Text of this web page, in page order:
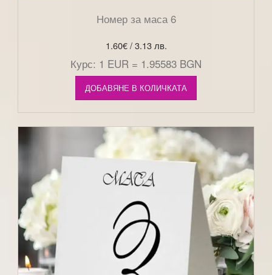
Номер за маса 6
1.60€/ 3.13 лв.
Курс: 1 EUR = 1.95583 BGN
ДОБАВЯНЕ В КОЛИЧКАТА